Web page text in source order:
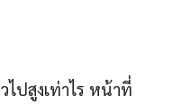
ปสูงเท่าไร หน้าที่